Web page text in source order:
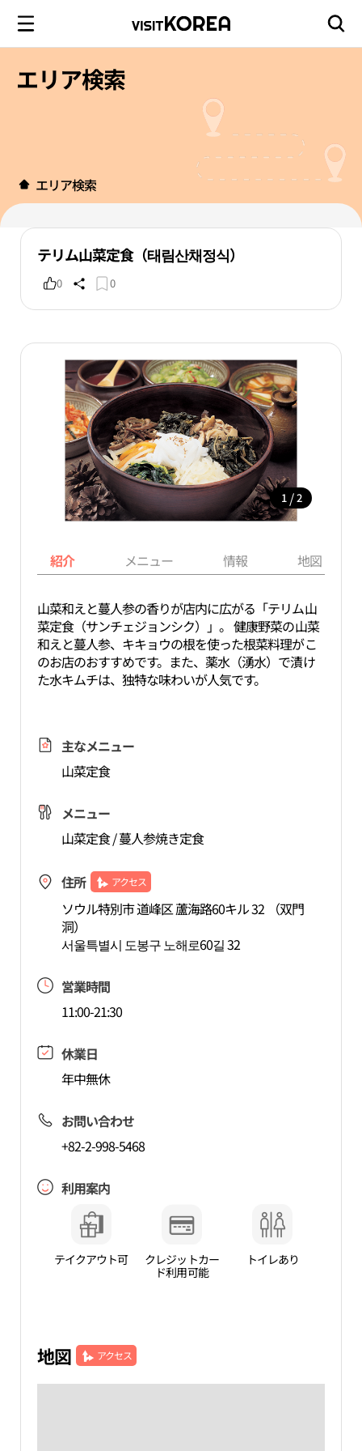
エリア検索
エリア検索
テリム山菜定食（태림산채정식）
0 0
1 / 2
紹介 メニュー 情報 地図
山菜和えと蔓人参の香りが店内に広がる「テリム山
菜定食（サンチェジョンシク）」。 健康野菜の山菜
和えと蔓人参、キキョウの根を使った根菜料理がこ
のお店のおすすめです。また、薬水（湧水）で漬け
た水キムチは、独特な味わいが人気です。
主なメニュー
山菜定食
メニュー
山菜定食 / 蔓人参焼き定食
住所 アクセス
ソウル特別市 道峰区 蘆海路60キル 32 （双門
洞）
서울특별시 도봉구 노해로60길 32
営業時間
11:00-21:30
休業日
年中無休
お問い合わせ
+82-2-998-5468
利用案内
テイクアウト可
クレジットカー
ド利用可能
トイレあり
地図 アクセス